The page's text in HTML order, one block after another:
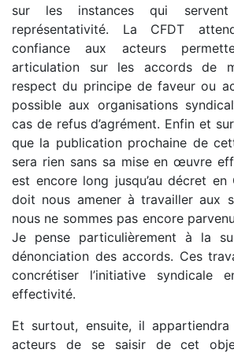
sur les instances qui
représentativité. La CFDT
confiance aux acteurs
articulation sur les accords de
respect du principe de faveur ou
possible aux organisations
cas de refus d’agrément. Enfin et
que la publication prochaine de
sera rien sans sa mise en œuvre
est encore long jusqu’au décret en
doit nous amener à travailler aux
nous ne sommes pas encore
Je pense particulièrement à la
dénonciation des accords. Ces
concrétiser l’initiative syndicale
effectivité.
Et surtout, ensuite, il appartiendra
acteurs de se saisir de cet